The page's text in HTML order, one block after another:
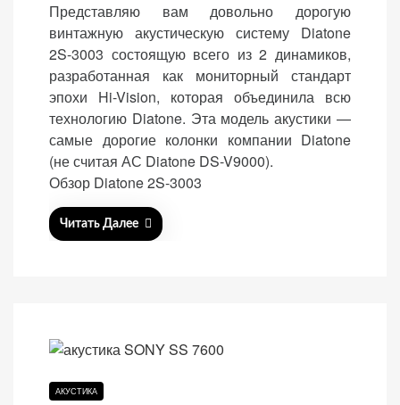
s
t
e
d
o
n
Представляю вам довольно дорогую
винтажную акустическую систему Diatone
2S-3003 состоящую всего из 2 динамиков,
разработанная как мониторный стандарт
эпохи Hi-Vision, которая объединила всю
технологию Diatone. Эта модель акустики —
самые дорогие колонки компании Diatone
(не считая АС Diatone DS-V9000).
Обзор Diatone 2S-3003
Читать Далее
АКУСТИКА
«Принять
все»
«Настройки
cookie»
Обязательные
(технические)
Необходимы для
работы сайта.
Сохраняют
веб-сайта.